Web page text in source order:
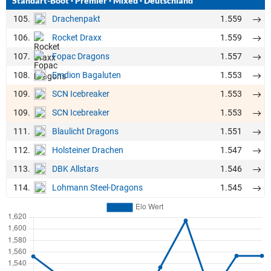
105. Drachenpakt
1.559
106.
Rocket Draxx
1.559
107.
Fopac Dragons
1.557
108.
Emdion Bagaluten
1.553
109.
SCN Icebreaker
1.553
109.
SCN Icebreaker
1.553
111.
Blaulicht Dragons
1.551
112.
Holsteiner Drachen
1.547
113.
DBK Allstars
1.546
114.
Lohmann Steel-Dragons 1.545